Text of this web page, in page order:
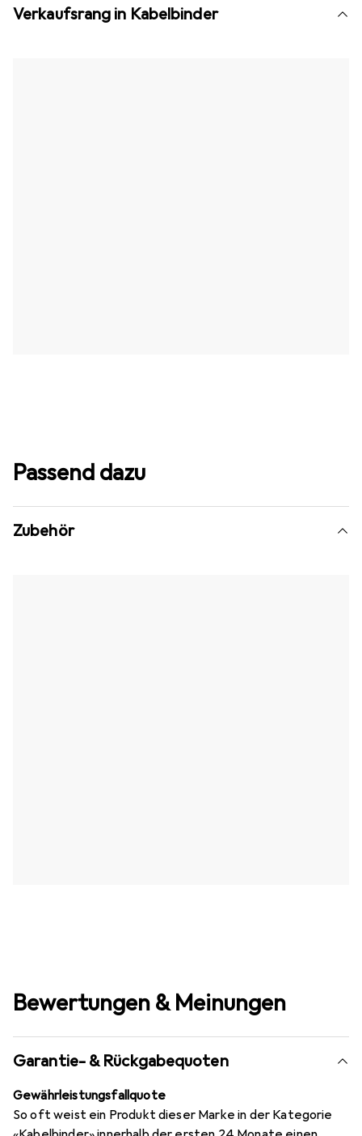
Verkaufsrang in Kabelbinder
Passend dazu
Zubehör
Bewertungen & Meinungen
Garantie- & Rückgabequoten
Gewährleistungsfallquote
So oft weist ein Produkt dieser Marke in der Kategorie